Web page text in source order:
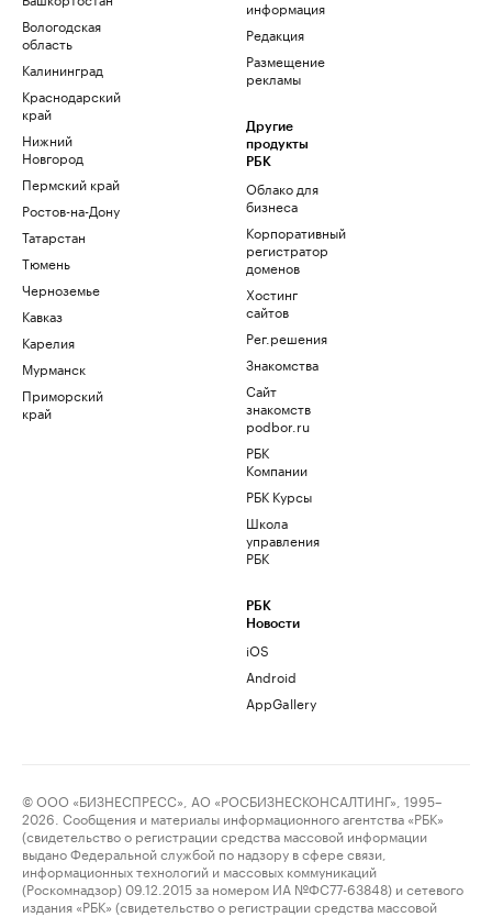
Вологодская
область
Калининград
Краснодарский
край
Нижний
Новгород
Пермский край
Ростов-на-Дону
Татарстан
Тюмень
Черноземье
Кавказ
Карелия
Мурманск
Приморский
край
информация
Редакция
Размещение
рекламы
Другие
продукты
РБК
Облако для
бизнеса
Корпоративный
регистратор
доменов
Хостинг
сайтов
Рег.решения
Знакомства
Сайт
знакомств
podbor.ru
РБК
Компании
РБК Курсы
Школа
управления
РБК
РБК
Новости
iOS
Android
AppGallery
© ООО «БИЗНЕСПРЕСС», АО «РОСБИЗНЕСКОНСАЛТИНГ», 1995–
2026. Сообщения и материалы информационного агентства «РБК»
(свидетельство о регистрации средства массовой информации
выдано Федеральной службой по надзору в сфере связи,
информационных технологий и массовых коммуникаций
(Роскомнадзор) 09.12.2015 за номером ИА №ФС77-63848) и сетевого
издания «РБК» (свидетельство о регистрации средства массовой